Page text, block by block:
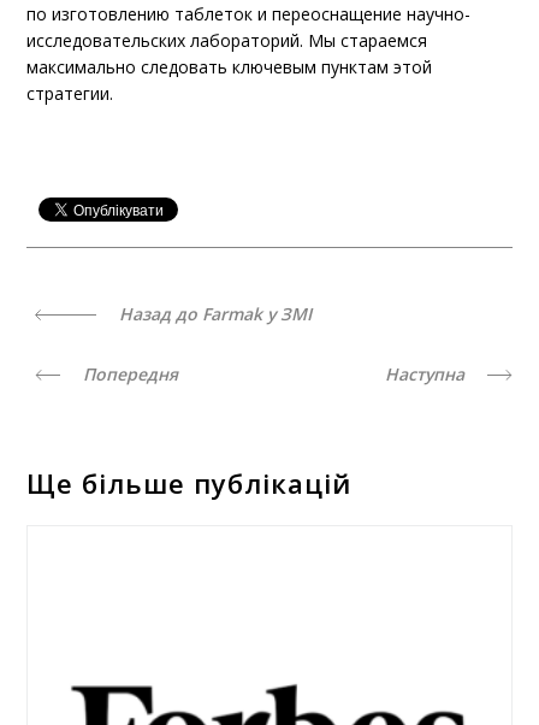
по изготовлению таблеток и переоснащение научно-
исследовательских лабораторий. Мы стараемся
максимально следовать ключевым пунктам этой
стратегии.
Назад до Farmak у ЗМІ
Попередня Наступна
Ще більше публікацій